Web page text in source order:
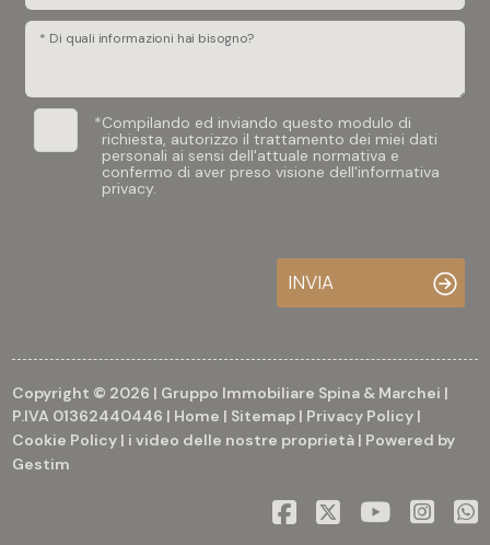
* Di quali informazioni hai bisogno?
*Compilando ed inviando questo modulo di
richiesta, autorizzo il trattamento dei miei dati
personali ai sensi dell'attuale normativa e
confermo di aver preso visione dell'informativa
privacy.
INVIA
Copyright © 2026 | Gruppo Immobiliare Spina & Marchei |
P.IVA 01362440446 | Home | Sitemap | Privacy Policy |
Cookie Policy | i video delle nostre proprietà | Powered by
Gestim